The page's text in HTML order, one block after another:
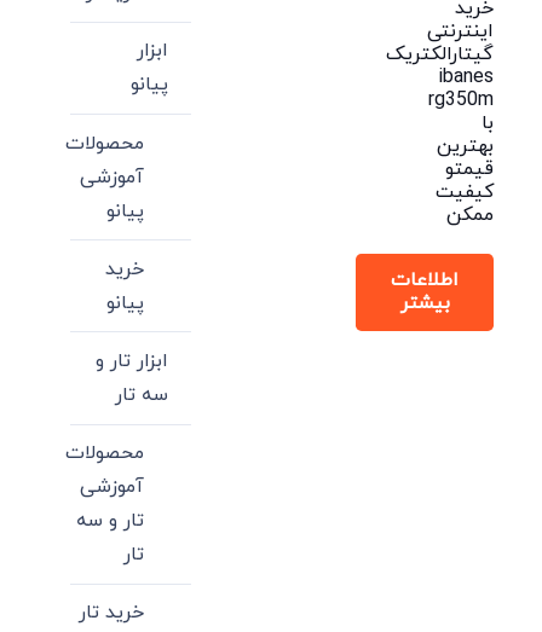
خرید
اینترنتی
گیتارالکتریک
ibanes
rg350m
با
بهترین
قیمتو
کیفیت
ممکن
اطلاعات
بیشتر
ابزار
پیانو
محصولات
آموزشی
پیانو
خرید
پیانو
ابزار تار و
سه تار
محصولات
آموزشی
تار و سه
تار
خرید تار